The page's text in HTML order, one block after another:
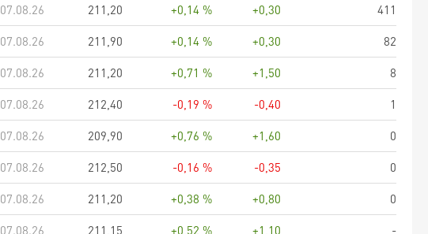
07.08.26 211,20 +0,14 % +0,30
411
07.08.26 211,90 +0,14 % +0,30
82
07.08.26 211,20 +0,71 % +1,50
8
07.08.26 212,40 -0,19 % -0,40
1
07.08.26 209,90 +0,76 % +1,60
0
07.08.26 212,50 -0,16 % -0,35
0
07.08.26 211,20 +0,38 % +0,80
0
07.08.26 211,15 +0,52 % +1,10
-